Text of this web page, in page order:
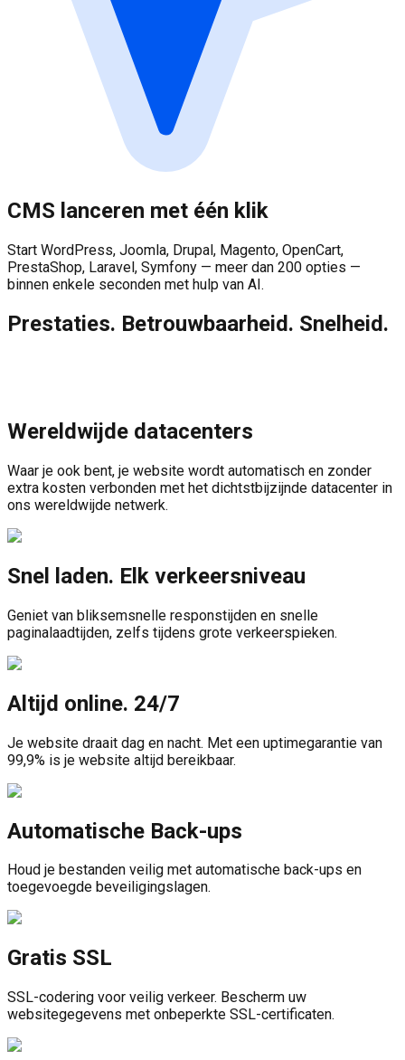
CMS lanceren met één klik
Start WordPress, Joomla, Drupal, Magento, OpenCart,
PrestaShop, Laravel, Symfony — meer dan 200 opties —
binnen enkele seconden met hulp van AI.
Prestaties. Betrouwbaarheid. Snelheid.
Wereldwijde datacenters
Waar je ook bent, je website wordt automatisch en zonder
extra kosten verbonden met het dichtstbijzijnde datacenter in
ons wereldwijde netwerk.
Snel laden. Elk verkeersniveau
Geniet van bliksemsnelle responstijden en snelle
paginalaadtijden, zelfs tijdens grote verkeerspieken.
Altijd online. 24/7
Je website draait dag en nacht. Met een uptimegarantie van
99,9% is je website altijd bereikbaar.
Automatische Back-ups
Houd je bestanden veilig met automatische back-ups en
toegevoegde beveiligingslagen.
Gratis SSL
SSL-codering voor veilig verkeer. Bescherm uw
websitegegevens met onbeperkte SSL-certificaten.